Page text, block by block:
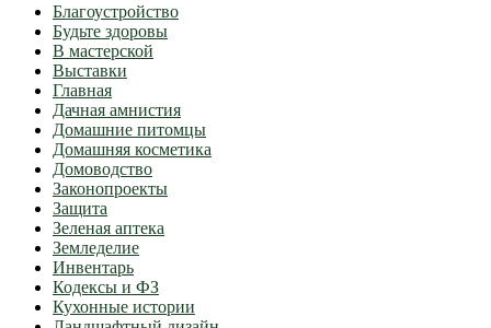
Благоустройство
Будьте здоровы
В мастерской
Выставки
Главная
Дачная амнистия
Домашние питомцы
Домашняя косметика
Домоводство
Законопроекты
Защита
Зеленая аптека
Земледелие
Инвентарь
Кодексы и ФЗ
Кухонные истории